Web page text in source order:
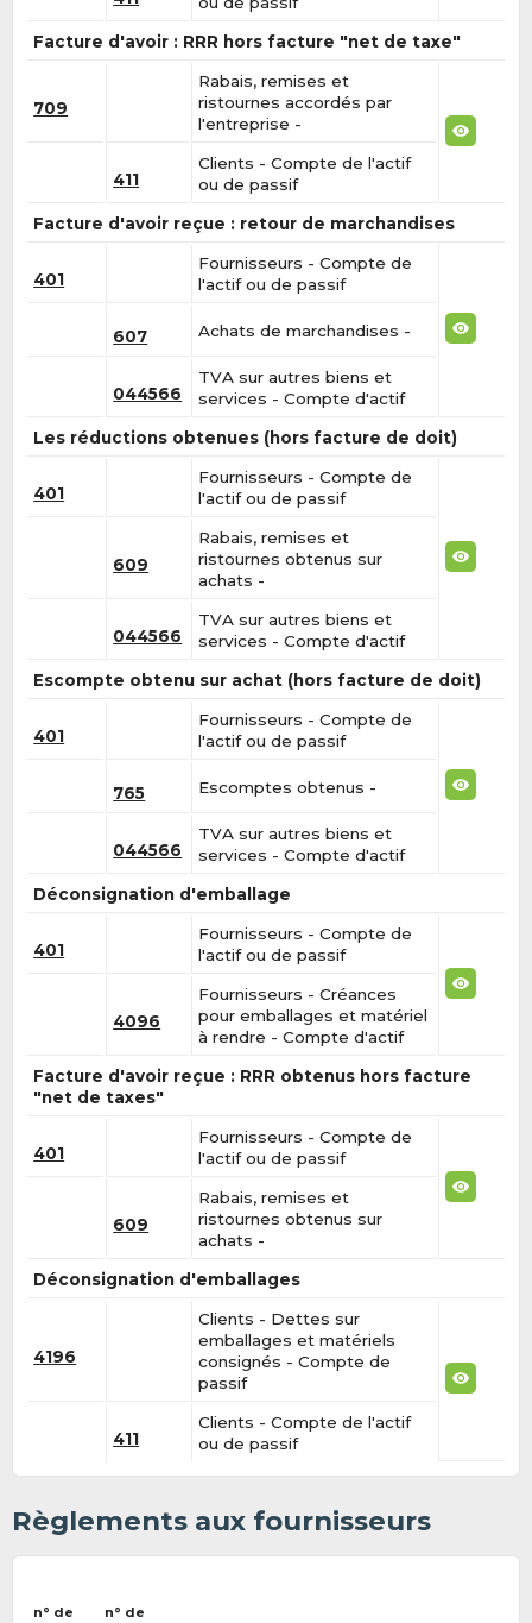
Facture d'avoir : RRR hors facture "net de taxe"
709
Rabais, remises et
ristournes accordés par
l'entreprise -
411
Clients - Compte de l'actif
ou de passif
Facture d'avoir reçue : retour de marchandises
401
Fournisseurs - Compte de
l'actif ou de passif
607 Achats de marchandises -
044566
TVA sur autres biens et
services - Compte d'actif
Les réductions obtenues (hors facture de doit)
401
Fournisseurs - Compte de
l'actif ou de passif
609
Rabais, remises et
ristournes obtenus sur
achats -
044566
TVA sur autres biens et
services - Compte d'actif
Escompte obtenu sur achat (hors facture de doit)
401
Fournisseurs - Compte de
l'actif ou de passif
765 Escomptes obtenus -
044566
TVA sur autres biens et
services - Compte d'actif
Déconsignation d'emballage
401
Fournisseurs - Compte de
l'actif ou de passif
4096
Fournisseurs - Créances
pour emballages et matériel
à rendre - Compte d'actif
Facture d'avoir reçue : RRR obtenus hors facture
"net de taxes"
401
Fournisseurs - Compte de
l'actif ou de passif
609
Rabais, remises et
ristournes obtenus sur
achats -
Déconsignation d'emballages
4196
Clients - Dettes sur
emballages et matériels
consignés - Compte de
passif
411
Clients - Compte de l'actif
ou de passif
Règlements aux fournisseurs
n° de
n° de